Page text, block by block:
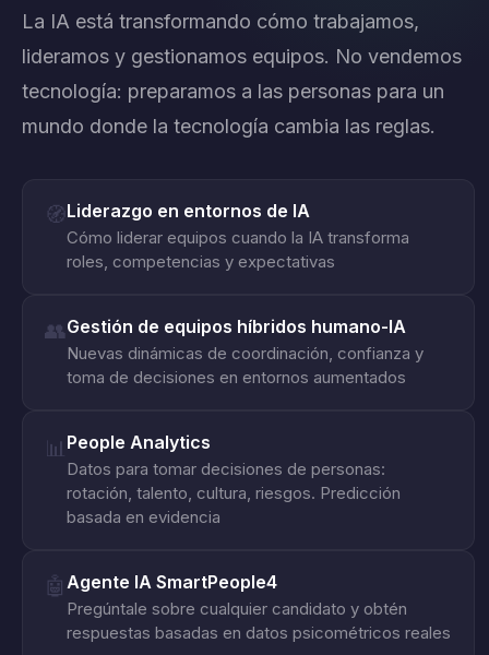
La IA está transformando cómo trabajamos,
lideramos y gestionamos equipos. No vendemos
tecnología: preparamos a las personas para un
mundo donde la tecnología cambia las reglas.
🧭Liderazgo en entornos de IA
Cómo liderar equipos cuando la IA transforma
roles, competencias y expectativas
👥Gestión de equipos híbridos humano-IA
Nuevas dinámicas de coordinación, confianza y
toma de decisiones en entornos aumentados
📊 People Analytics
Datos para tomar decisiones de personas:
rotación, talento, cultura, riesgos. Predicción
basada en evidencia
🤖 Agente IA SmartPeople4
Pregúntale sobre cualquier candidato y obtén
respuestas basadas en datos psicométricos reales